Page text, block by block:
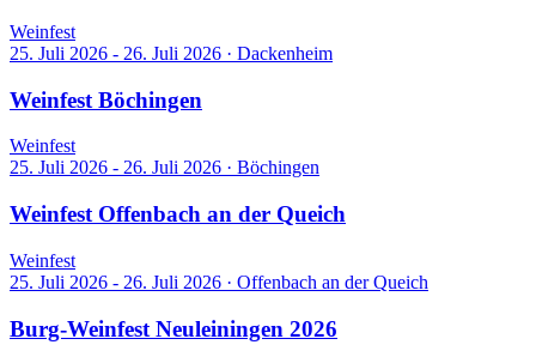
Weinfest
25. Juli 2026 - 26. Juli 2026 · Dackenheim
Weinfest Böchingen
Weinfest
25. Juli 2026 - 26. Juli 2026 · Böchingen
Weinfest Offenbach an der Queich
Weinfest
25. Juli 2026 - 26. Juli 2026 · Offenbach an der Queich
Burg-Weinfest Neuleiningen 2026